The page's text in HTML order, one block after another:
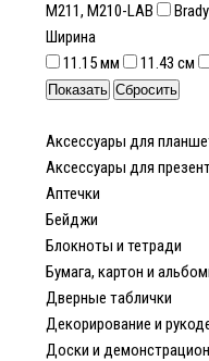
M211, M210-LAB
Ширина
11.15 мм
11.43 см
Аксессуары для
Аксессуары для
Аптечки
Бейджи
Блокноты и тетради
Бумага, картон и
Дверные таблички
Декорирование и
Доски и